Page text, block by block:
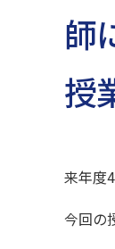
師
授
来年度
今回の